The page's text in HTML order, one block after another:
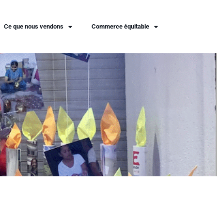
Ce que nous vendons Commerce équitable